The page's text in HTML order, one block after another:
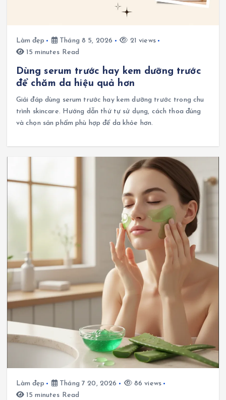
Làm đẹp Tháng 8 5, 2026
21 views
15 minutes Read
Dùng serum trước hay kem dưỡng trước
để chăm da hiệu quả hơn
Giải đáp dùng serum trước hay kem dưỡng trước trong chu
trình skincare. Hướng dẫn thứ tự sử dụng, cách thoa đúng
và chọn sản phẩm phù hợp để da khỏe hơn.
Làm đẹp Tháng 7 20, 2026
86 views
15 minutes Read